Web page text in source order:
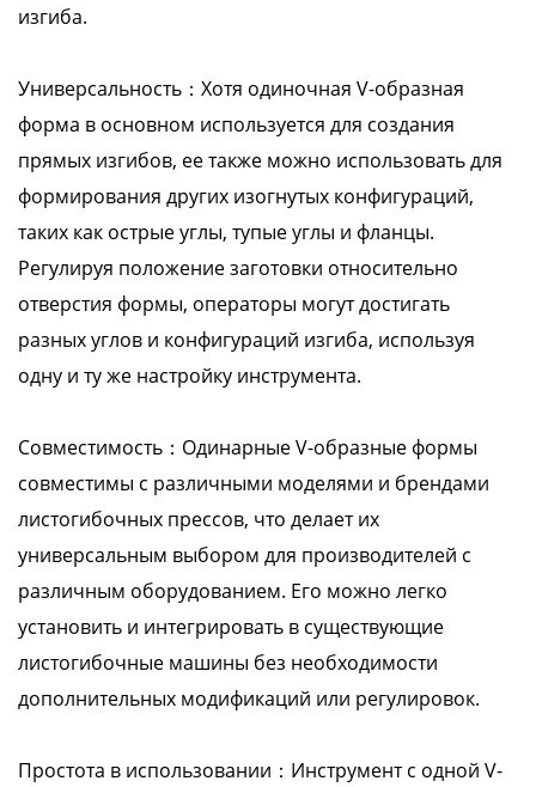
изгиба.
Универсальность：Хотя одиночная V-образная
форма в основном используется для создания
прямых изгибов, ее также можно использовать для
формирования других изогнутых конфигураций,
таких как острые углы, тупые углы и фланцы.
Регулируя положение заготовки относительно
отверстия формы, операторы могут достигать
разных углов и конфигураций изгиба, используя
одну и ту же настройку инструмента.
Совместимость：Одинарные V-образные формы
совместимы с различными моделями и брендами
листогибочных прессов, что делает их
универсальным выбором для производителей с
различным оборудованием. Его можно легко
установить и интегрировать в существующие
листогибочные машины без необходимости
дополнительных модификаций или регулировок.
Простота в использовании：Инструмент с одной V-